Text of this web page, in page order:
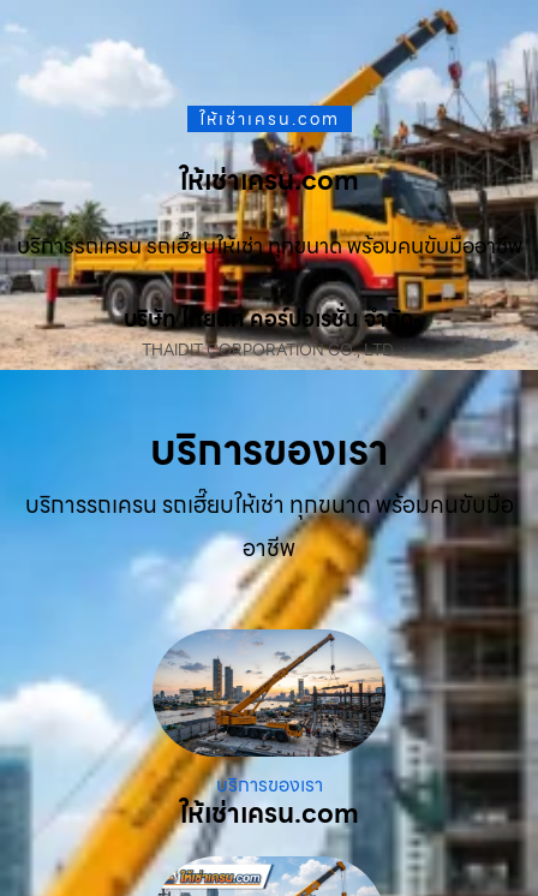
ให้เช่าเครน.com
ให้เช่าเครน.com
บริการรถเครน รถเฮี๊ยบให้เช่า ทุกขนาด พร้อมคนขับมืออาชีพ
บริษัท ไทยดิท คอร์ปอเรชั่น จำกัด
THAIDIT CORPORATION CO., LTD.
บริการของเรา
บริการรถเครน รถเฮี๊ยบให้เช่า ทุกขนาด พร้อมคนขับมือ
อาชีพ
บริการของเรา
ให้เช่าเครน.com